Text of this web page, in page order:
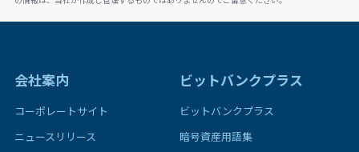
会社案内
コーポレートサイト
ニュースリリース
ビットバンクプラス
ビットバンクプラス
暗号資産用語集